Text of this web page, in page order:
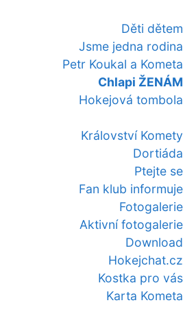
Děti dětem
Jsme jedna rodina
Petr Koukal a Kometa
Chlapi ŽENÁM
Hokejová tombola
Království Komety
Dortiáda
Ptejte se
Fan klub informuje
Fotogalerie
Aktivní fotogalerie
Download
Hokejchat.cz
Kostka pro vás
Karta Kometa